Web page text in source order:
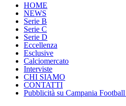
HOME
NEWS
Serie B
Serie C
Serie D
Eccellenza
Esclusive
Calciomercato
Interviste
CHI SIAMO
CONTATTI
Pubblicità su Campania